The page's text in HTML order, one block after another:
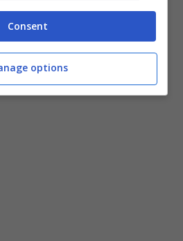
per
Consent
options